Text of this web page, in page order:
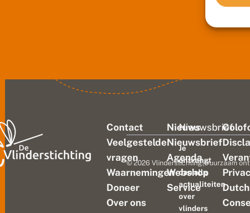
Contact
Veelgestelde
vragen
Waarnemingen
Doneer
Over ons
Nieuws
Nieuwsbrief
Agenda
Webshop
Service
Nieuwsbrief
Je
ontvangt
dan alle
actualiteiten
over
vlinders
© 2026 Vlinderstichting|Duurzaam